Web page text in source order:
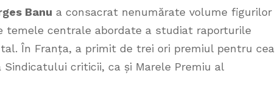
Banu a consacrat nenumărate volume figurilor
temele centrale abordate a studiat raporturile
În Franța, a primit de trei ori premiul pentru cea
criticii, ca și Marele Premiu al